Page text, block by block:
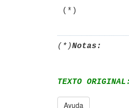
(*)Notas:
TEXTO ORIGINAL:
Ayuda